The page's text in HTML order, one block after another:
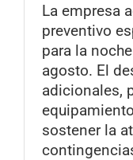
La empresa
preventivo
para la
agosto. El
adicionales,
sostener la